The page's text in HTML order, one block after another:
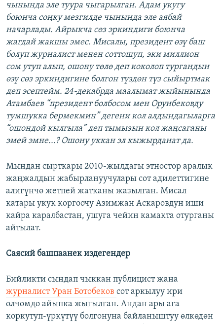
чынында эле туура чыгарылган. Адам укугу
боюнча соңку мезгилде чынында эле аябай
начарлады. Айрыкча сөз эркиндиги боюнча
жагдай жакшы эмес. Мисалы, президент өзү баш
болуп журналист менен соттошуп, эки миллион
сом утуп алып, ошону төлө деп коколоп тургандын
өзү сөз эркиндигине болгон түздөн түз сыйыртмак
деп эсептейм. 24-декабрда маалымат жыйынында
Атамбаев “президент болбосом мен Орунбековду
тумшукка бермекмин” дегени кол алдындагыларга
“ошондой кылгыла” деп тымызын кол жаңсаганы
эмей эмне...? Ошону уккан эл кыжырданат да.
Мындан сырткары 2010-жылдагы этностор аралык
жаңжалдын жабырлануучулары сот адилеттигине
алигүнчө жетпей жатканы жазылган. Мисал
катары укук коргоочу Азимжан Аскаровдун иши
кайра каралбастан, ушуга чейин камакта отурганы
айтылат.
Саясий башпаанек издегендер
Бийликти сындап чыккан публицист жана
журналист Уран Ботобеков сот аркылуу ири
өлчөмдө айыпка жыгылган. Андан ары ага
коркутуп-үркүтүү болгонуна байланыштуу өлкөдөн